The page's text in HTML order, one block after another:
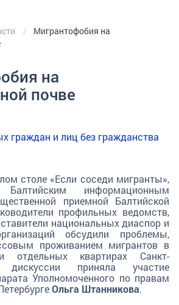
Мигрантофобия на
на
почве
граждан и лиц без гражданства
столе «Если соседи мигранты»,
Балтийским информационным
приемной Балтийской
профильных ведомств,
национальных диаспор и
обсудили проблемы,
проживанием мигрантов в
отдельных квартирах Санкт-
приняла участие
Уполномоченного по правам
Ольга Штанникова.